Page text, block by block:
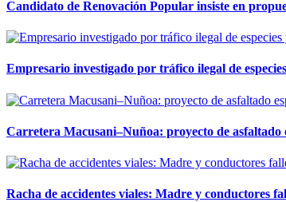
Candidato de Renovación Popular insiste en
Empresario investigado por tráfico ilegal de
Carretera Macusani–Nuñoa: proyecto de asfaltado
Racha de accidentes viales: Madre y conductores